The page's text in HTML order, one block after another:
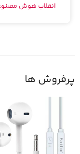
انقلاب هوش
پرفروش ها